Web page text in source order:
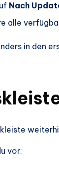
Nach
alle
in den
vor: